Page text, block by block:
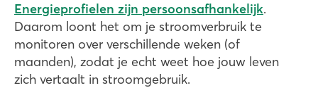
Energieprofielen zijn persoonsafhankelijk.
Daarom loont het om je stroomverbruik te
monitoren over verschillende weken (of
maanden), zodat je echt weet hoe jouw leven
zich vertaalt in stroomgebruik.